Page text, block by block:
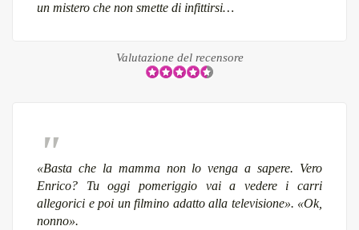
un mistero che non smette di infittirsi…
Valutazione del recensore
«Basta che la mamma non lo venga a sapere. Vero
Enrico? Tu oggi pomeriggio vai a vedere i carri
allegorici e poi un filmino adatto alla televisione». «Ok,
nonno».